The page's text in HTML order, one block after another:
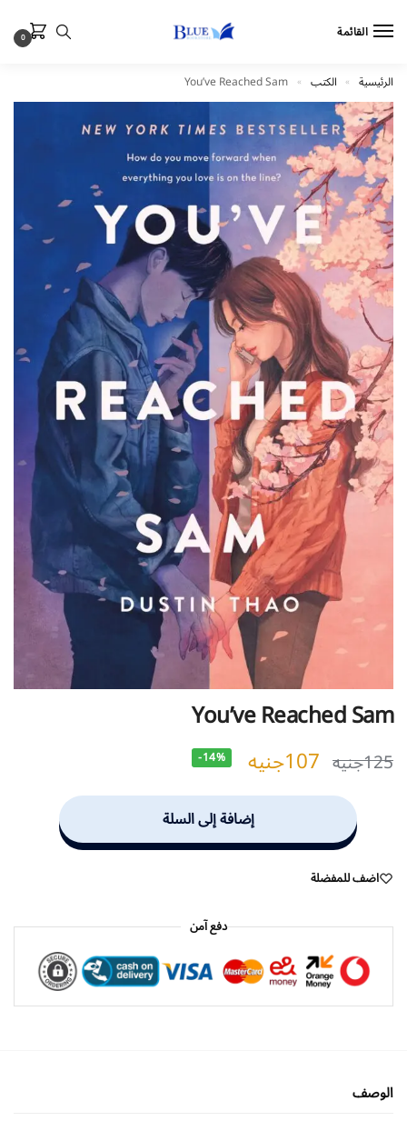
القائمة 0
الرئيسية » الكتب »
You’ve Reached Sam
You’ve Reached Sam
125جنيه 107جنيه -14%
إضافة إلى السلة
اضف للمفضلة
دفع آمن
الوصف